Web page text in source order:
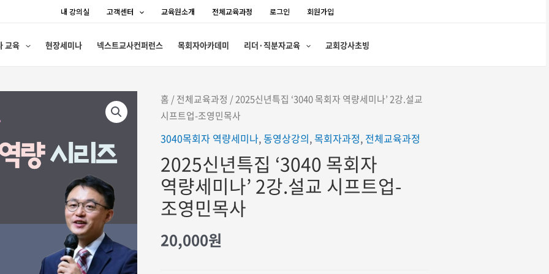
내 강의실 고객센터 교육원소개 전체교육과정 로그인 회원가입
교육 현장세미나 넥스트교사컨퍼런스 목회자아카데미 리더·직분자교육 교회강사초빙
홈 /전체교육과정 / 2025신년특집 ‘3040 목회자 역량세미나’ 2강.설교
시프트업-조영민목사
3040목회자 역량세미나, 동영상강의, 목회자과정, 전체교육과정
2025신년특집 ‘3040 목회자
역량세미나’ 2강.설교 시프트업-
조영민목사
20,000원